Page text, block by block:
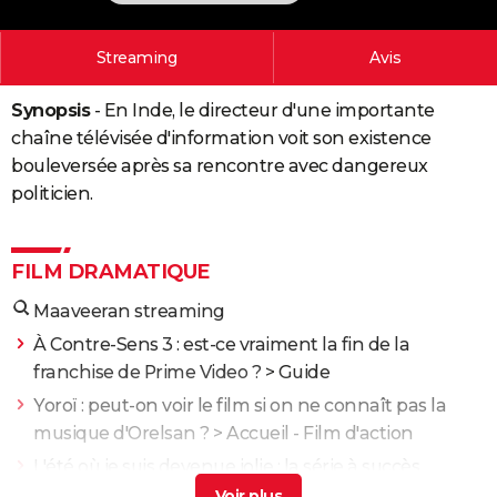
PHOTO
BONS PLANS
CARTE DE VOEUX
Carte de Noël
Carte Bonne année
Carte Saint-Valentin
Carte Pâques
Carte d'anniversaire
Dictionnaire
Biographies
Citations
Expressions
Proverbes
PROGRAMME TV
COPAINS D'AVANT
S'inscrire
Se connecter
Lycées
Collèges
Primaires
Universités
Entreprises
Service militaire
Avis de recherche
AVIS DE DÉCÈS
Bricolage
Lifestyle
Culture
Sport
Auto
Television
Voyage
Cinema
Streaming Avis
Synopsis- En Inde, le directeur d'une importante
chaîne télévisée d'information voit son existence
bouleversée après sa rencontre avec dangereux
politicien.
FILM DRAMATIQUE
Maaveeran streaming
À Contre-Sens 3 : est-ce vraiment la fin de la
franchise de Prime Video ? > Guide
Yoroï : peut-on voir le film si on ne connaît pas la
musique d'Orelsan ? > Accueil - Film d'action